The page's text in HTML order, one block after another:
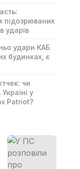
підозрюваних
ударів
удари КАБ
будинках, є
чи
у
Patriot?